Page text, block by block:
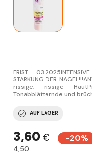
FRIST
STÄRKUNG DER
rissige, rissige
Tonabblätternde und
AUF LAGER
3,60€ -20%
4,50